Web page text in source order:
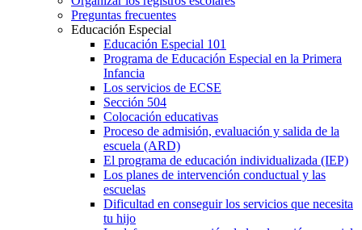
Preguntas frecuentes
Educación Especial
Educación Especial 101
Programa de Educación Especial en la Primera
Infancia
Los servicios de ECSE
Sección 504
Colocación educativas
Proceso de admisión, evaluación y salida de la
escuela (ARD)
El programa de educación individualizada (IEP)
Los planes de intervención conductual y las
escuelas
Dificultad en conseguir los servicios que necesita
tu hijo